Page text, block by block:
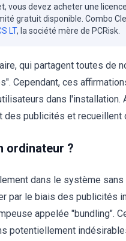
vous devez acheter une
gratuit disponible. Combo
LT, la société mère de PCRisk.
qui partagent toutes de
Cependant, ces
dans l'installation.
publicités et recueillent
ordinateur ?
dans le système sans
par le biais des publicités
appelée "bundling".
potentiellement